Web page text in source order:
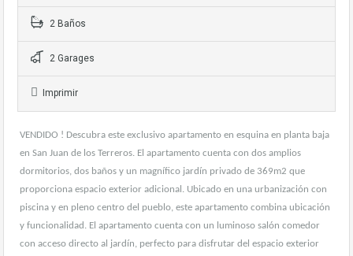
2 Baños
2 Garages
Imprimir
VENDIDO ! Descubra este exclusivo apartamento en esquina en planta baja
en San Juan de los Terreros. El apartamento cuenta con dos amplios
dormitorios, dos baños y un magnífico jardín privado de 369m2 que
proporciona espacio exterior adicional. Ubicado en una urbanización con
piscina y en pleno centro del pueblo, este apartamento combina ubicación
y funcionalidad. El apartamento cuenta con un luminoso salón comedor
con acceso directo al jardín, perfecto para disfrutar del espacio exterior